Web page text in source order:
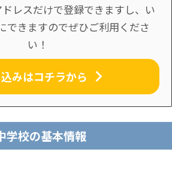
レスだけで登録できますし、い
できますのでぜひご利用くださ
い！
みはコチラから
学校の基本情報